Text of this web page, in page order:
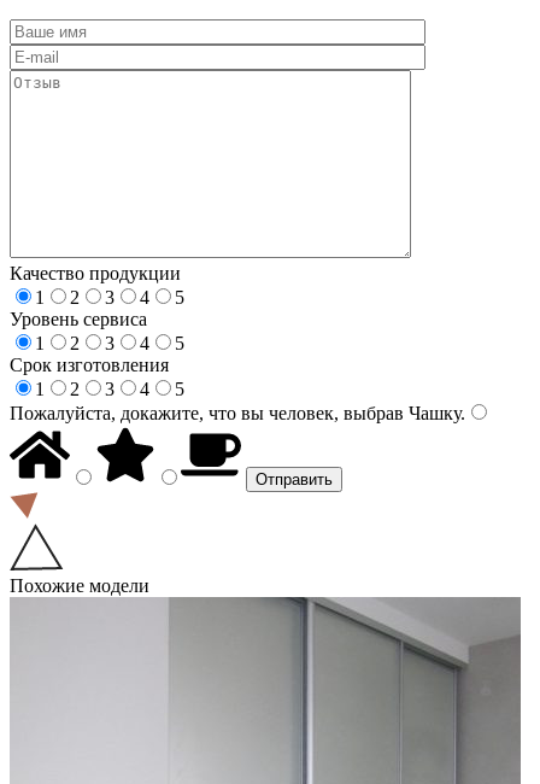
Качество продукции
1
2 3 4
5
Уровень сервиса
1
2 3 4
5
Срок изготовления
1
2 3 4
5
Пожалуйста, докажите, что вы человек, выбрав Чашку.
Похожие модели